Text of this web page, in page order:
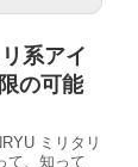
系アイ
の可能
ミリタリ
て、知って